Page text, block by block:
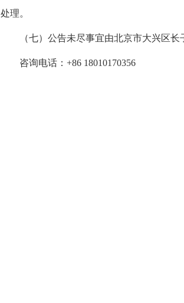
处理。
（七）公告未尽事宜由北京市大兴区长
咨询电话：+86 18010170356